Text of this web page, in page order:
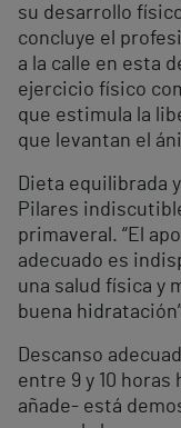
su desarrollo
concluye el
a la calle en esta
ejercicio físico
que estimula la
que levantan el
Dieta equilibrada
Pilares
primaveral. “El
adecuado es
una salud física y
buena
Descanso
entre 9 y 10 horas
añade- está